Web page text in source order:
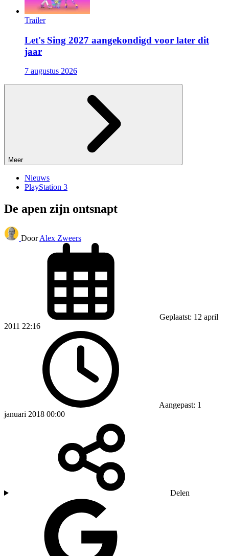
Trailer
Let's Sing 2027 aangekondigd voor later dit
jaar
7 augustus 2026
Meer
Nieuws
PlayStation 3
De apen zijn ontsnapt
Door Alex Zweers
Geplaatst: 12 april
2011 22:16
Aangepast: 1
januari 2018 00:00
Delen